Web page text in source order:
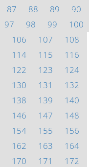
87 88 89
90
97 98 99
100
106 107
108
114 115
116
122 123
124
130 131
132
138 139
140
146 147
148
154 155
156
162 163
164
170 171
172